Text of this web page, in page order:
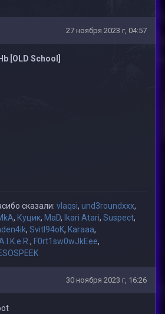
27 ноября 2023 г, 04:57
[OLD School]
сказали: vlaqsi, und3roundxxx,
, Куцик, MaD, Ikari Atari, Suspect,
, Svitl94oK, Karaaa,
, F0rt1sw0wJkEee,
30 ноября 2023 г, 16:26